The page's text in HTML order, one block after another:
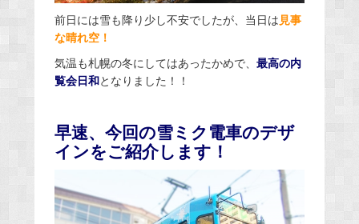
前日には雪も降り少し不安でしたが、当日は 見事
な晴れ空！
気温も札幌の冬にしてはあったかめで、 最高の内
覧会日和となりました！！
早速、今回の雪ミク電車のデザ
インをご紹介します！